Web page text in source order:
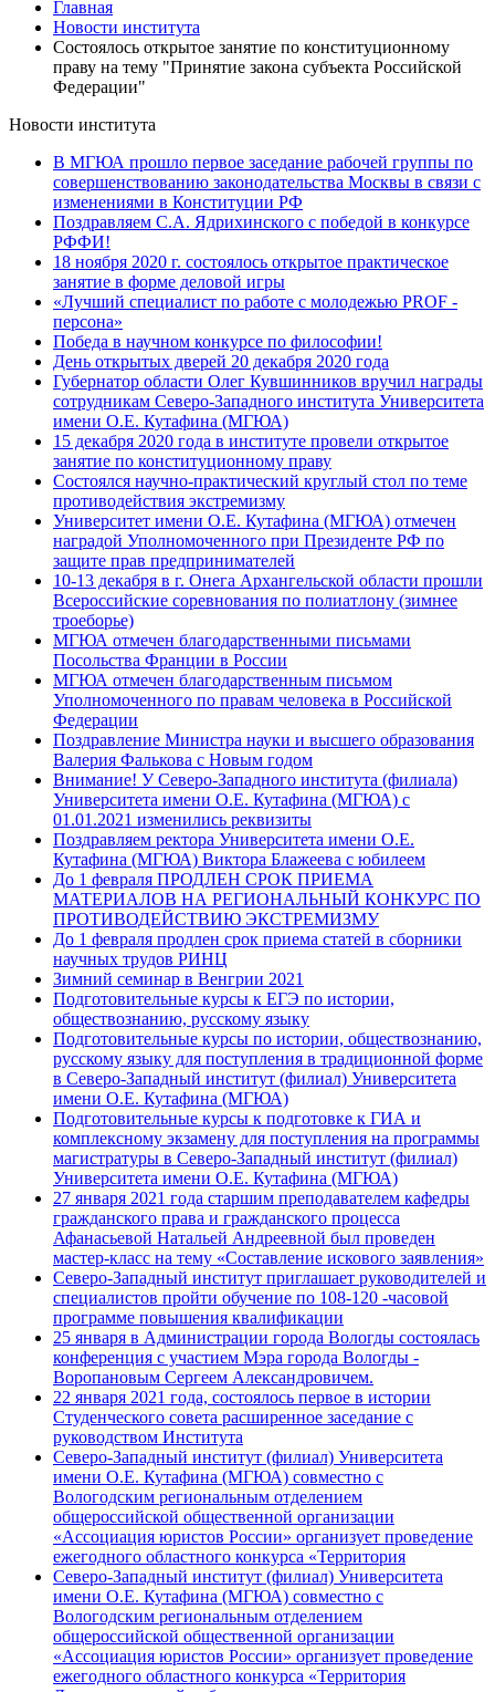
Главная
Новости института
Состоялось открытое занятие по конституционному
праву на тему "Принятие закона субъекта Российской
Федерации"
Новости института
В МГЮА прошло первое заседание рабочей группы по
совершенствованию законодательства Москвы в связи с
изменениями в Конституции РФ
Поздравляем С.А. Ядрихинского с победой в конкурсе
РФФИ!
18 ноября 2020 г. состоялось открытое практическое
занятие в форме деловой игры
«Лучший специалист по работе с молодежью PROF -
персона»
Победа в научном конкурсе по философии!
День открытых дверей 20 декабря 2020 года
Губернатор области Олег Кувшинников вручил награды
сотрудникам Северо-Западного института Университета
имени О.Е. Кутафина (МГЮА)
15 декабря 2020 года в институте провели открытое
занятие по конституционному праву
Состоялся научно-практический круглый стол по теме
противодействия экстремизму
Университет имени О.Е. Кутафина (МГЮА) отмечен
наградой Уполномоченного при Президенте РФ по
защите прав предпринимателей
10-13 декабря в г. Онега Архангельской области прошли
Всероссийские соревнования по полиатлону (зимнее
троеборье)
МГЮА отмечен благодарственными письмами
Посольства Франции в России
МГЮА отмечен благодарственным письмом
Уполномоченного по правам человека в Российской
Федерации
Поздравление Министра науки и высшего образования
Валерия Фалькова с Новым годом
Внимание! У Северо-Западного института (филиала)
Университета имени О.Е. Кутафина (МГЮА) с
01.01.2021 изменились реквизиты
Поздравляем ректора Университета имени О.Е.
Кутафина (МГЮА) Виктора Блажеева с юбилеем
До 1 февраля ПРОДЛЕН СРОК ПРИЕМА
МАТЕРИАЛОВ НА РЕГИОНАЛЬНЫЙ КОНКУРС ПО
ПРОТИВОДЕЙСТВИЮ ЭКСТРЕМИЗМУ
До 1 февраля продлен срок приема статей в сборники
научных трудов РИНЦ
Зимний семинар в Венгрии 2021
Подготовительные курсы к ЕГЭ по истории,
обществознанию, русскому языку
Подготовительные курсы по истории, обществознанию,
русскому языку для поступления в традиционной форме
в Северо-Западный институт (филиал) Университета
имени О.Е. Кутафина (МГЮА)
Подготовительные курсы к подготовке к ГИА и
комплексному экзамену для поступления на программы
магистратуры в Северо-Западный институт (филиал)
Университета имени О.Е. Кутафина (МГЮА)
27 января 2021 года старшим преподавателем кафедры
гражданского права и гражданского процесса
Афанасьевой Натальей Андреевной был проведен
мастер-класс на тему «Составление искового заявления»
Северо-Западный институт приглашает руководителей и
специалистов пройти обучение по 108-120 -часовой
программе повышения квалификации
25 января в Администрации города Вологды состоялась
конференция с участием Мэра города Вологды -
Воропановым Сергеем Александровичем.
22 января 2021 года, состоялось первое в истории
Студенческого совета расширенное заседание с
руководством Института
Северо-Западный институт (филиал) Университета
имени О.Е. Кутафина (МГЮА) совместно с
Вологодским региональным отделением
общероссийской общественной организации
«Ассоциация юристов России» организует проведение
ежегодного областного конкурса «Территория
Северо-Западный институт (филиал) Университета
имени О.Е. Кутафина (МГЮА) совместно с
Вологодским региональным отделением
общероссийской общественной организации
«Ассоциация юристов России» организует проведение
ежегодного областного конкурса «Территория